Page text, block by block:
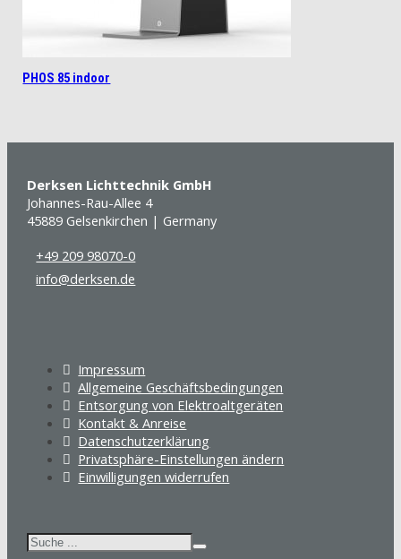
PHOS 85 indoor
Derksen Lichttechnik GmbH
Johannes-Rau-Allee 4
45889 Gelsenkirchen | Germany
+49 209 98070-0
info@derksen.de
Impressum
Allgemeine Geschäftsbedingungen
Entsorgung von Elektroaltgeräten
Kontakt & Anreise
Datenschutzerklärung
Privatsphäre-Einstellungen ändern
Einwilligungen widerrufen
Suchen